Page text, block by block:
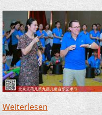
Weiterlesenüber Unser